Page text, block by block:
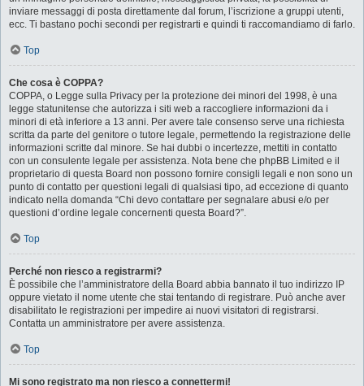
inviare messaggi di posta direttamente dal forum, l’iscrizione a gruppi utenti,
ecc. Ti bastano pochi secondi per registrarti e quindi ti raccomandiamo di farlo.
Top
Che cosa è COPPA?
COPPA, o Legge sulla Privacy per la protezione dei minori del 1998, è una
legge statunitense che autorizza i siti web a raccogliere informazioni da i
minori di età inferiore a 13 anni. Per avere tale consenso serve una richiesta
scritta da parte del genitore o tutore legale, permettendo la registrazione delle
informazioni scritte dal minore. Se hai dubbi o incertezze, mettiti in contatto
con un consulente legale per assistenza. Nota bene che phpBB Limited e il
proprietario di questa Board non possono fornire consigli legali e non sono un
punto di contatto per questioni legali di qualsiasi tipo, ad eccezione di quanto
indicato nella domanda “Chi devo contattare per segnalare abusi e/o per
questioni d’ordine legale concernenti questa Board?”.
Top
Perché non riesco a registrarmi?
È possibile che l’amministratore della Board abbia bannato il tuo indirizzo IP
oppure vietato il nome utente che stai tentando di registrare. Può anche aver
disabilitato le registrazioni per impedire ai nuovi visitatori di registrarsi.
Contatta un amministratore per avere assistenza.
Top
Mi sono registrato ma non riesco a connettermi!